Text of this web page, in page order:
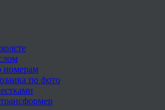
номерам
по фото